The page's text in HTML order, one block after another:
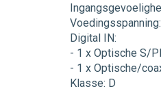
Digital IN:
- 1 x Optische S/
- 1 x Optische/
Klasse: D